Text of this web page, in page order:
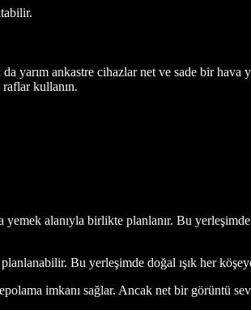
yarım ankastre cihazlar net ve sade bir
kullanın.
alanıyla birlikte planlanır. Bu
Bu yerleşimde doğal ışık her
imkanı sağlar. Ancak net bir görüntü